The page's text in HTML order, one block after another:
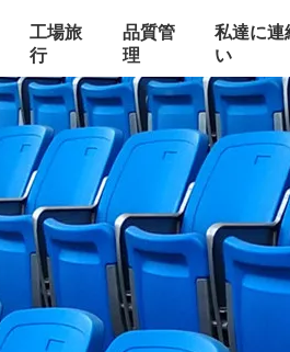
工場旅
行
品質管
理
私達に連
い